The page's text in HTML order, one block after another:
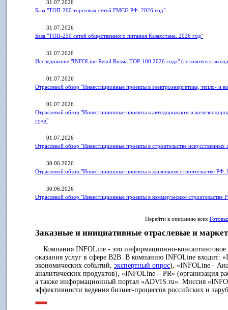
31.07.2026
База "ТОП-200 торговых сетей FMCG РФ. 2026 год"
31.07.2026
База "ТОП-250 сетей общественного питания Казахстана. 2026 год"
31.07.2026
Исследование "INFOLine Retail Russia ТOP-100 2026 года" (готовится к
01.07.2026
Отраслевой обзор "Инвестиционные проекты в электроэнергетике, тепло-
01.07.2026
Отраслевой обзор "Инвестиционные проекты в автодорожном и
года"
01.07.2026
Отраслевой обзор "Инвестиционные проекты в строительстве
30.06.2026
Отраслевой обзор "Инвестиционные проекты в жилищном строительстве
30.06.2026
Отраслевой обзор "Инвестиционные проекты в коммерческом
Перейти к описанию всех
Заказные и инициативные отраслевые и
Компания INFOLine - это информационно-консалтинговое
оказания услуг в сфере B2B. В компанию INFOLine входит:
экономических событий, экспертный опрос), «INFOLine -
аналитических продуктов), «INFOLine – PR» (организация
а также информационный портал «ADVIS.ru». Миссия
эффективности ведения бизнес-процессов российских и